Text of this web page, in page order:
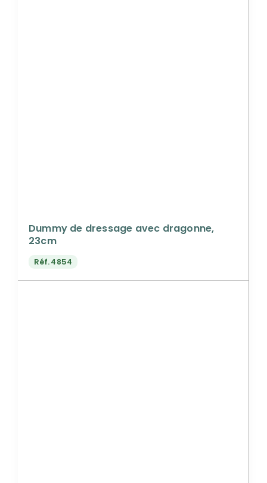
Dummy de dressage avec dragonne,
23cm
Réf.4854